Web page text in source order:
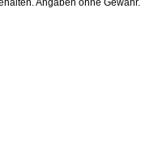
Angaben ohne Gewähr.